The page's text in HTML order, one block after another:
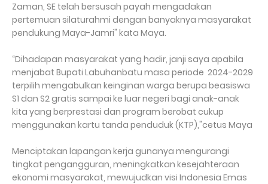
Zaman, SE telah bersusah payah mengadakan
pertemuan silaturahmi dengan banyaknya masyarakat
pendukung Maya-Jamri" kata Maya.
“Dihadapan masyarakat yang hadir, janji saya apabila
menjabat Bupati Labuhanbatu masa periode 2024-2029
terpilih mengabulkan keinginan warga berupa beasiswa
S1 dan S2 gratis sampai ke luar negeri bagi anak-anak
kita yang berprestasi dan program berobat cukup
menggunakan kartu tanda penduduk (KTP),"cetus Maya
Menciptakan lapangan kerja gunanya mengurangi
tingkat pengangguran, meningkatkan kesejahteraan
ekonomi masyarakat, mewujudkan visi Indonesia Emas